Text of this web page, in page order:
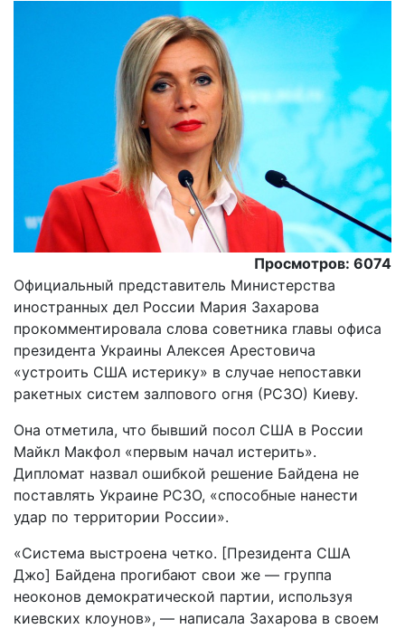
Просмотров: 6074
Официальный представитель Министерства
иностранных дел России Мария Захарова
прокомментировала слова советника главы офиса
президента Украины Алексея Арестовича
«устроить США истерику» в случае непоставки
ракетных систем залпового огня (РСЗО) Киеву.
Она отметила, что бывший посол США в России
Майкл Макфол «первым начал истерить».
Дипломат назвал ошибкой решение Байдена не
поставлять Украине РСЗО, «способные нанести
удар по территории России».
«Система выстроена четко. [Президента США
Джо] Байдена прогибают свои же — группа
неоконов демократической партии, используя
киевских клоунов», — написала Захарова в своем